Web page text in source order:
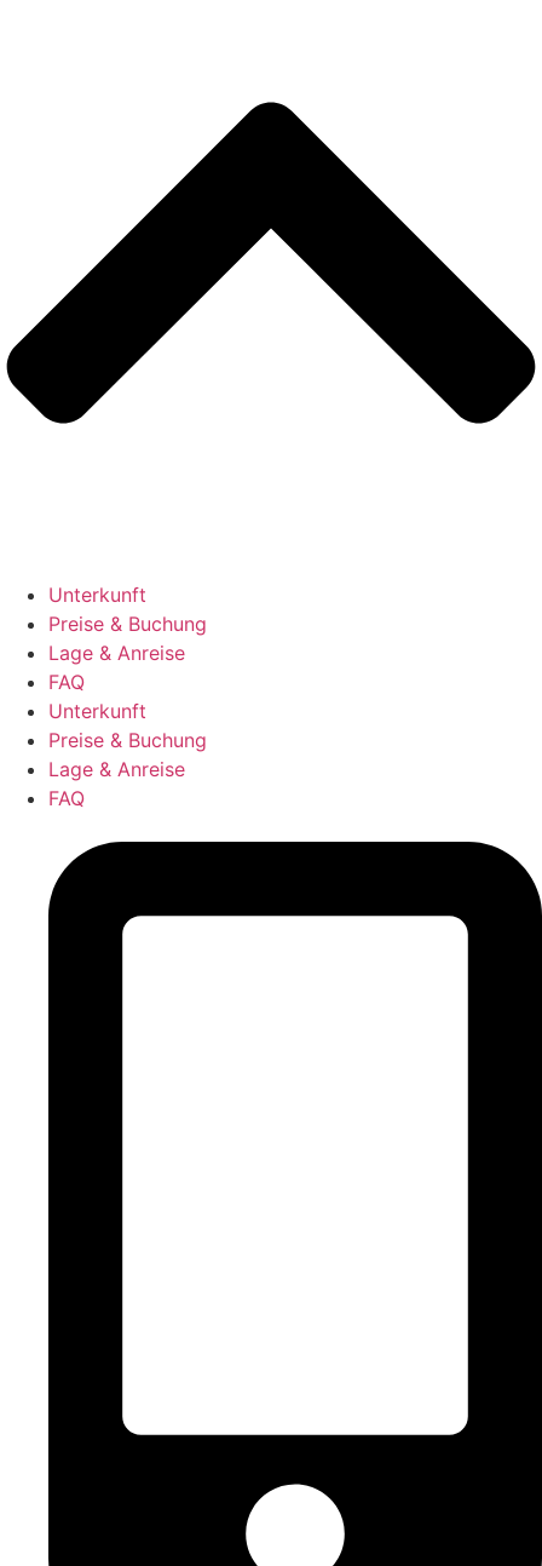
Unterkunft
Preise & Buchung
Lage & Anreise
FAQ
Unterkunft
Preise & Buchung
Lage & Anreise
FAQ